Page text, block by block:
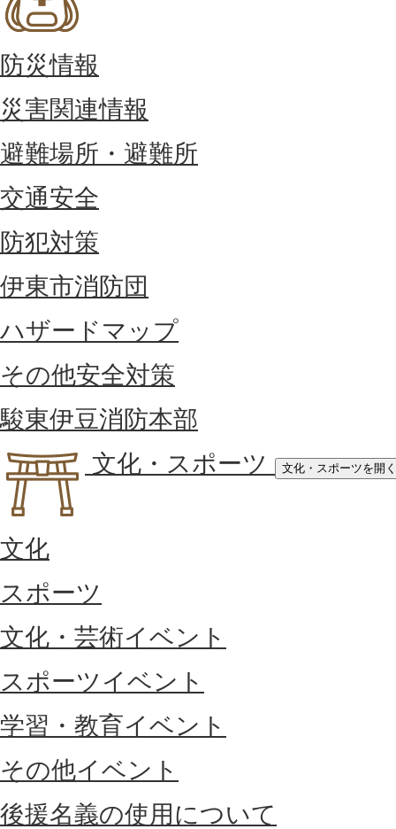
防災情報
災害関連情報
避難場所・避難所
交通安全
防犯対策
伊東市消防団
ハザードマップ
その他安全対策
駿東伊豆消防本部
文化・スポーツ
文化・スポーツを開く
文化
スポーツ
文化・芸術イベント
スポーツイベント
学習・教育イベント
その他イベント
後援名義の使用について